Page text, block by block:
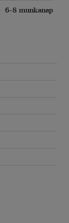
6-8 munkanap